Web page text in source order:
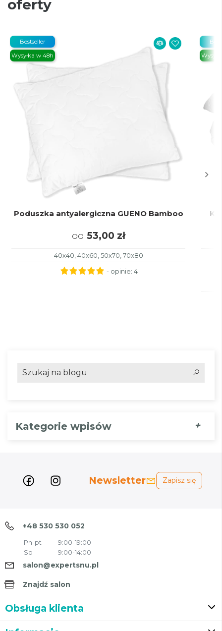
Kategorie wpisów +
oferty
Poduszka antyalergiczna GUENO Bamboo
od 53,00 zł
40x40, 40x60, 50x70, 70x80
Bestseller
Wysyłka w 48h
- opinie: 4
Newsletter Zapisz się
+48 530 530 052
Pn-pt
9:00-19:00
Sb
9:00-14:00
salon@expertsnu.pl
Znajdź salon
Obsługa klienta